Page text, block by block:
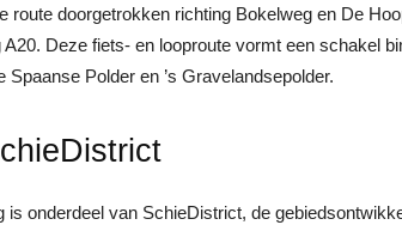
route doorgetrokken richting Bokelweg en De
Deze fiets- en looproute vormt een schakel
Spaanse Polder en ’s Gravelandsepolder.
is onderdeel van SchieDistrict, de